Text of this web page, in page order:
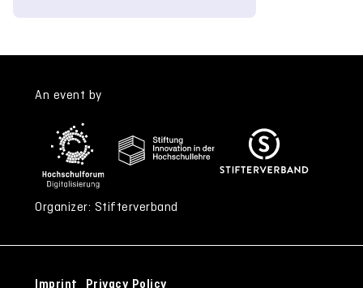
An event by
Organizer: Stifterverband
Imprint Privacy Policy